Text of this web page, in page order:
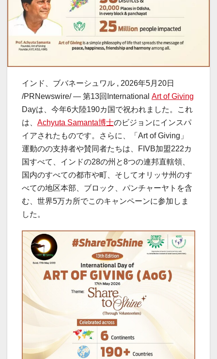
インド、ブバネーシュワル , 2026年5月20日
/PRNewswire/ — 第13回International Art of Giving
Dayは、今年6大陸190カ国で祝われました。これ
は、 Achyuta Samanta博士のビジョンにインスパ
イアされたものです。さらに、「Art of Giving」
運動のの支持者や賛同者たちは、FIVB加盟222カ
国すべて、インドの28の州と8つの連邦直轄領、
国内のすべての都市や町、そしてオリッサ州のす
べての地区本部、ブロック、パンチャーヤトを含
む、世界5万カ所でこのキャンペーンに参加しま
した。